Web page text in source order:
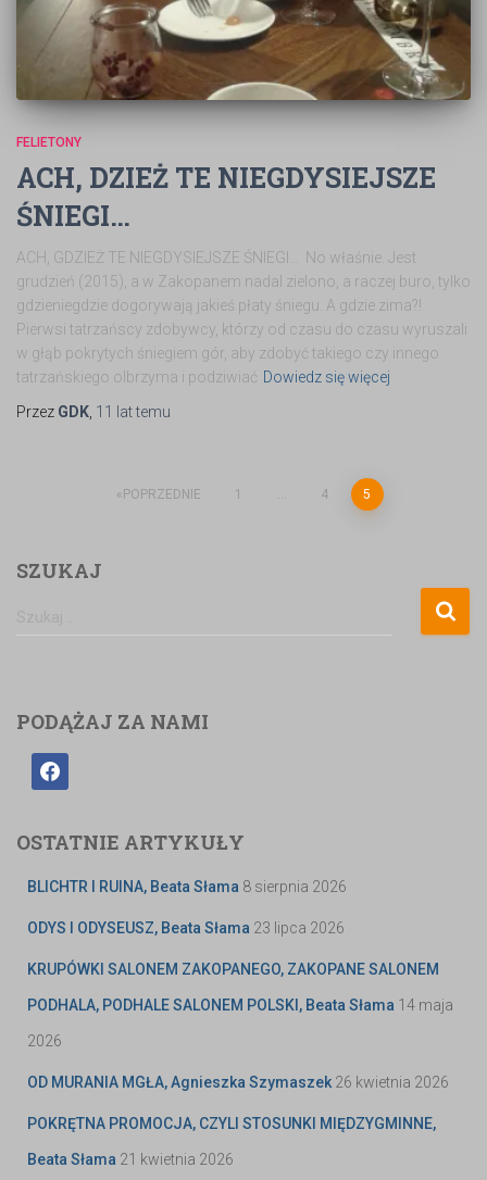
FELIETONY
ACH, DZIEŻ TE NIEGDYSIEJSZE
ŚNIEGI…
ACH, GDZIEŻ TE NIEGDYSIEJSZE ŚNIEGI… No właśnie. Jest
grudzień (2015), a w Zakopanem nadal zielono, a raczej buro, tylko
gdzieniegdzie dogorywają jakieś płaty śniegu. A gdzie zima?!
Pierwsi tatrzańscy zdobywcy, którzy od czasu do czasu wyruszali
w głąb pokrytych śniegiem gór, aby zdobyć takiego czy innego
tatrzańskiego olbrzyma i podziwiać Dowiedz się więcej
Przez GDK 11 lattemu
POPRZEDNIE 1 … 4 5
SZUKAJ
PODĄŻAJ ZA NAMI
OSTATNIE ARTYKUŁY
BLICHTR I RUINA, Beata Słama 8 sierpnia 2026
ODYS I ODYSEUSZ, Beata Słama 23 lipca 2026
KRUPÓWKI SALONEM ZAKOPANEGO, ZAKOPANE SALONEM
PODHALA, PODHALE SALONEM POLSKI, Beata Słama 14 maja
2026
OD MURANIA MGŁA, Agnieszka Szymaszek 26 kwietnia 2026
POKRĘTNA PROMOCJA, CZYLI STOSUNKI MIĘDZYGMINNE,
Beata Słama 21 kwietnia 2026